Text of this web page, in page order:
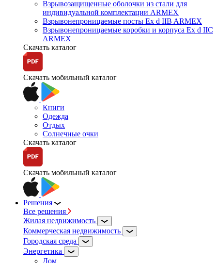
Взрывозащищенные оболочки из стали для
индивидуальной комплектации ARMEX
Взрывонепроницаемые посты Ex d IIB ARMEX
Взрывонепроницаемые коробки и корпуса Ex d IIС
ARMEX
Скачать каталог
Скачать мобильный каталог
Книги
Одежда
Отдых
Солнечные очки
Скачать каталог
Скачать мобильный каталог
Решения
Все решения
Жилая недвижимость
Коммерческая недвижимость
Городская среда
Энергетика
Дом